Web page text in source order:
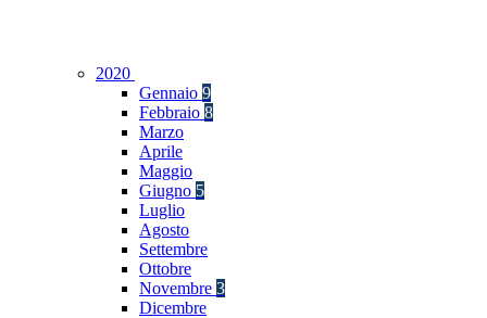
2020
Gennaio 9
Febbraio 8
Marzo
Aprile
Maggio
Giugno 5
Luglio
Agosto
Settembre
Ottobre
Novembre 3
Dicembre